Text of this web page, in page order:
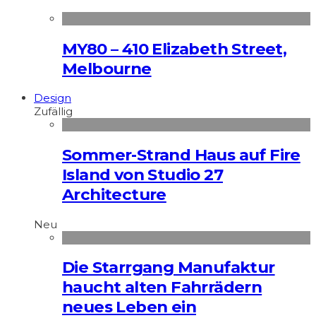
MY80 – 410 Elizabeth Street,
Melbourne
Design
Zufällig
Sommer-Strand Haus auf Fire
Island von Studio 27
Architecture
Neu
Die Starrgang Manufaktur
haucht alten Fahrrädern
neues Leben ein